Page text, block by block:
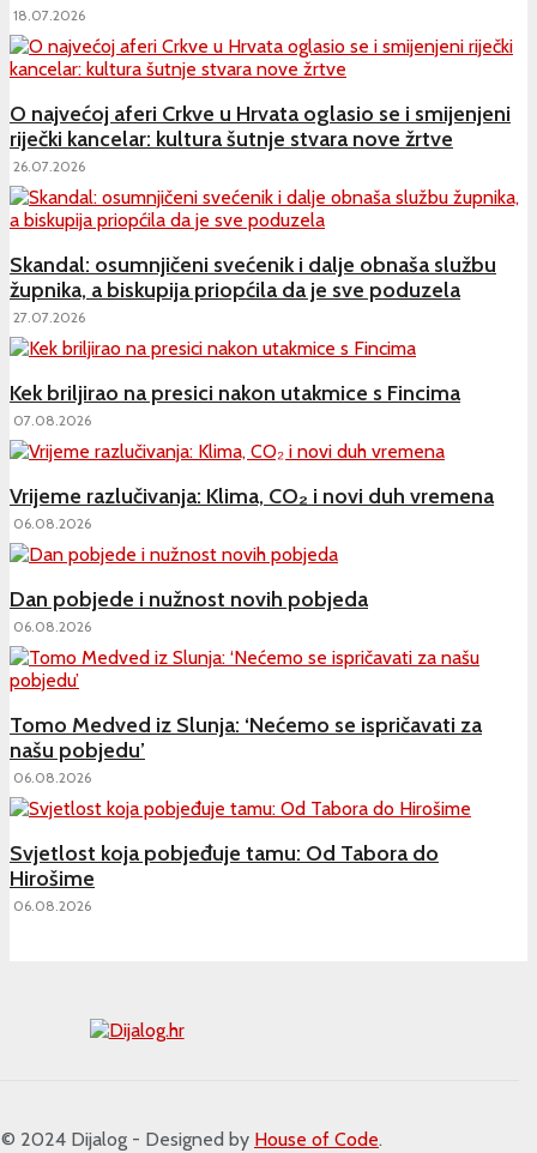
18.07.2026
O najvećoj aferi Crkve u Hrvata oglasio se i smijenjeni
riječki kancelar: kultura šutnje stvara nove žrtve
26.07.2026
Skandal: osumnjičeni svećenik i dalje obnaša službu
župnika, a biskupija priopćila da je sve poduzela
27.07.2026
Kek briljirao na presici nakon utakmice s Fincima
07.08.2026
Vrijeme razlučivanja: Klima, CO₂ i novi duh vremena
06.08.2026
Dan pobjede i nužnost novih pobjeda
06.08.2026
Tomo Medved iz Slunja: ‘Nećemo se ispričavati za
našu pobjedu’
06.08.2026
Svjetlost koja pobjeđuje tamu: Od Tabora do
Hirošime
06.08.2026
Dijalog - Designed by House of Code.